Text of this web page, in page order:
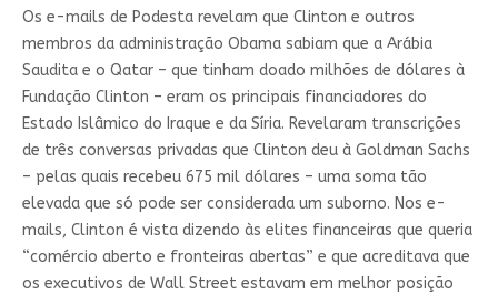
Os e-mails de Podesta revelam que Clinton e outros
membros da administração Obama sabiam que a Arábia
Saudita e o Qatar – que tinham doado milhões de dólares à
Fundação Clinton – eram os principais financiadores do
Estado Islâmico do Iraque e da Síria. Revelaram transcrições
de três conversas privadas que Clinton deu à Goldman Sachs
– pelas quais recebeu 675 mil dólares – uma soma tão
elevada que só pode ser considerada um suborno. Nos e-
mails, Clinton é vista dizendo às elites financeiras que queria
“comércio aberto e fronteiras abertas” e que acreditava que
os executivos de Wall Street estavam em melhor posição